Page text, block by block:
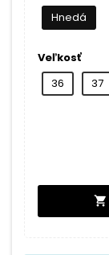
Hnedá
Veľkosť
36
37
shopping_cart